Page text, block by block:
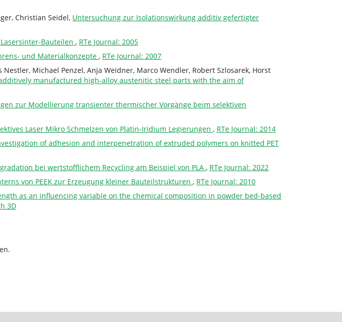
Christian Seidel, Untersuchung zur Isolationswirkung additiv gefertigter
Bauteilen, RTe Journal: 2005
und Materialkonzepte, RTe Journal: 2007
Michael Penzel, Anja Weidner, Marco Wendler, Robert Szlosarek, Horst
manufactured high-alloy austenitic steel parts with the aim of
zur Modellierung transienter thermischer Vorgänge beim selektiven
Laser Mikro Schmelzen von Platin-Iridium Legierungen, RTe Journal: 2014
of adhesion and interpenetration of extruded polymers on knitted PET
bei wertstofflichem Recycling am Beispiel von PLA, RTe Journal: 2022
von PEEK zur Erzeugung kleiner Bauteilstrukturen, RTe Journal: 2010
as an influencing variable on the chemical composition in powder bed-based
3D